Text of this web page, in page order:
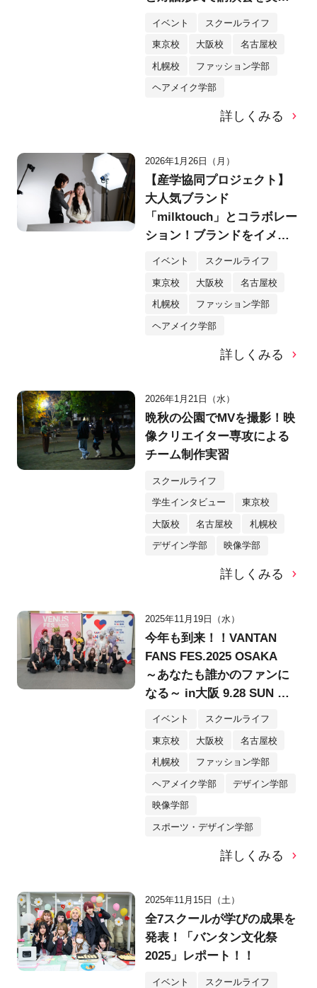
イベント スクールライフ
東京校 大阪校 名古屋校
札幌校 ファッション学部
ヘアメイク学部
詳しくみる
2026年1月26日（月）
【産学協同プロジェクト】
大人気ブランド
「milktouch」とコラボレー
ション！ブランドをイメー
イベント スクールライフ
東京校 大阪校 名古屋校
札幌校 ファッション学部
ヘアメイク学部
詳しくみる
2026年1月21日（水）
晩秋の公園でMVを撮影！映
像クリエイター専攻による
チーム制作実習
スクールライフ
学生インタビュー 東京校
大阪校 名古屋校 札幌校
デザイン学部 映像学部
詳しくみる
2025年11月19日（水）
今年も到来！！VANTAN
FANS FES.2025 OSAKA
～あなたも誰かのファンに
なる～ in大阪 9.28 SUN @
イベント スクールライフ
東京校 大阪校 名古屋校
札幌校 ファッション学部
ヘアメイク学部 デザイン学部
映像学部
スポーツ・デザイン学部
詳しくみる
2025年11月15日（土）
全7スクールが学びの成果を
発表！「バンタン文化祭
2025」レポート！！
イベント スクールライフ